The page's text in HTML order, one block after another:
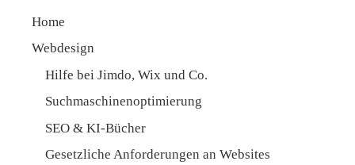
Home
Webdesign
Hilfe bei Jimdo, Wix und Co.
Suchmaschinen­optimierung
SEO & KI-Bücher
Gesetzliche Anforderungen an Websites